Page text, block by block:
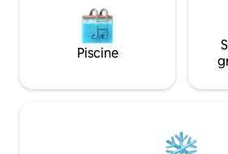
Piscine